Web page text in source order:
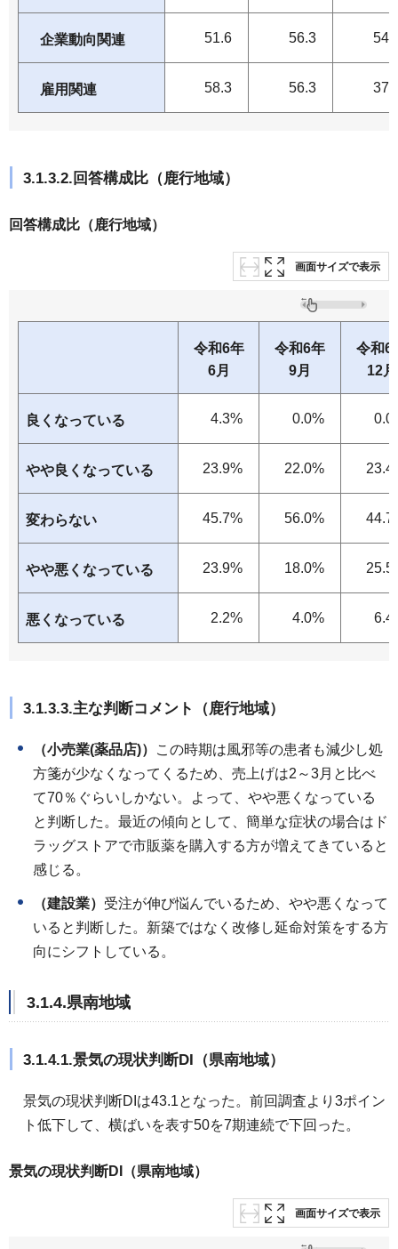
企業動向関連 51.6 56.3
雇用関連 58.3 56.3
3.1.3.2.回答構成比（鹿行地域）
回答構成比（鹿行地域）
画面サイズで表示
令和6年
6月
令和6年
9月
令和6
12月
良くなっている 4.3% 0.0%
やや良くなっている 23.9% 22.0%
変わらない 45.7% 56.0%
やや悪くなっている 23.9% 18.0%
悪くなっている 2.2% 4.0%
3.1.3.3.主な判断コメント（鹿行地域）
（小売業(薬品店)）
この時期は風邪等の患者も減少し処
方箋が少なくなってくるため、売上げは2～3月と比べ
て70％ぐらいしかない。よって、やや悪くなっている
と判断した。最近の傾向として、簡単な症状の場合はド
ラッグストアで市販薬を購入する方が増えてきていると
感じる。
（建設業） 受注が伸び悩んでいるため、やや悪くなって
いると判断した。新築ではなく改修し延命対策をする方
向にシフトしている。
3.1.4.県南地域
3.1.4.1.景気の現状判断DI（県南地域）
景気の現状判断DIは43.1となった。前回調査より3ポイン
ト低下して、横ばいを表す50を7期連続で下回った。
景気の現状判断DI（県南地域）
画面サイズで表示